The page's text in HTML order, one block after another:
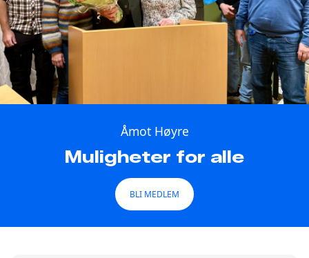
Åmot Høyre
Muligheter for alle
BLI MEDLEM